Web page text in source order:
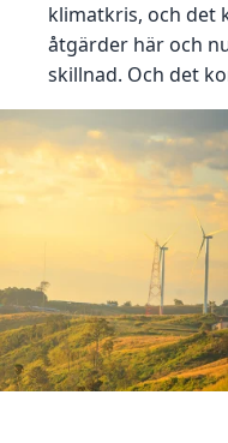
klimatkris, och det
åtgärder här och
skillnad. Och det